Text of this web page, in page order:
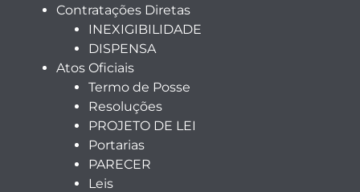
Contratações Diretas
INEXIGIBILIDADE
DISPENSA
Atos Oficiais
Termo de Posse
Resoluções
PROJETO DE LEI
Portarias
PARECER
Leis